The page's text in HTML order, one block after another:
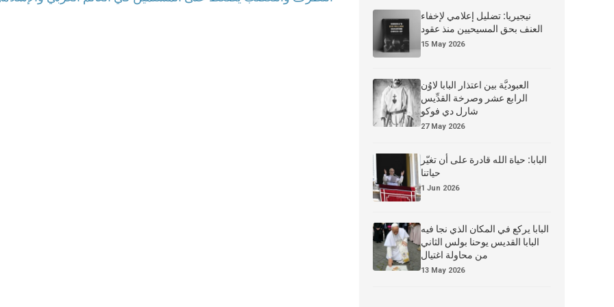
نيجيريا: تضليل إعلامي لإخفاء
العنف بحق المسيحيين منذ عقود
15 May 2026
العبوديَّة بين اعتذار البابا لاوُن
الرابع عشر وصرخة القدِّيس
شارل دي فوكو
27 May 2026
البابا: حياة الله قادرة على أن تغيّر
حياتنا
1 Jun 2026
البابا يركع في المكان الذي نجا فيه
البابا القديس يوحنا بولس الثاني
من محاولة اغتيال
13 May 2026